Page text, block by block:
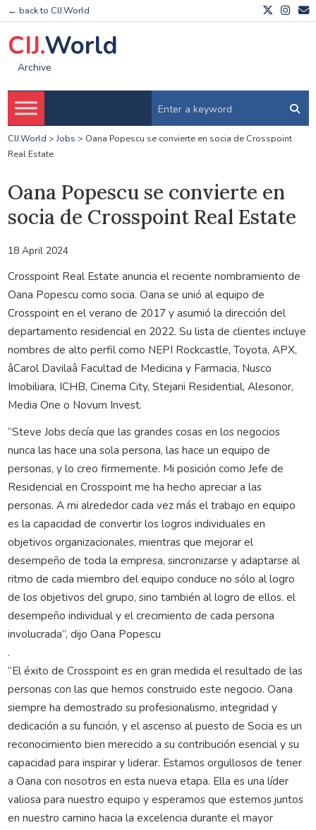
← back to CIJ.World
CIJ.World
Archive
CIJ.World > Jobs > Oana Popescu se convierte en socia de Crosspoint
Real Estate
Oana Popescu se convierte en
socia de Crosspoint Real Estate
18 April 2024
Crosspoint Real Estate anuncia el reciente nombramiento de
Oana Popescu como socia. Oana se unió al equipo de
Crosspoint en el verano de 2017 y asumió la dirección del
departamento residencial en 2022. Su lista de clientes incluye
nombres de alto perfil como NEPI Rockcastle, Toyota, APX,
âCarol Davilaâ Facultad de Medicina y Farmacia, Nusco
Imobiliara, ICHB, Cinema City, Stejarii Residential, Alesonor,
Media One o Novum Invest.
“Steve Jobs decía que las grandes cosas en los negocios
nunca las hace una sola persona, las hace un equipo de
personas, y lo creo firmemente. Mi posición como Jefe de
Residencial en Crosspoint me ha hecho apreciar a las
personas. A mi alrededor cada vez más el trabajo en equipo
es la capacidad de convertir los logros individuales en
objetivos organizacionales, mientras que mejorar el
desempeño de toda la empresa, sincronizarse y adaptarse al
ritmo de cada miembro del equipo conduce no sólo al logro
de los objetivos del grupo, sino también al logro de ellos. el
desempeño individual y el crecimiento de cada persona
involucrada”, dijo Oana Popescu
.
“El éxito de Crosspoint es en gran medida el resultado de las
personas con las que hemos construido este negocio. Oana
siempre ha demostrado su profesionalismo, integridad y
dedicación a su función, y el ascenso al puesto de Socia es un
reconocimiento bien merecido a su contribución esencial y su
capacidad para inspirar y liderar. Estamos orgullosos de tener
a Oana con nosotros en esta nueva etapa. Ella es una líder
valiosa para nuestro equipo y esperamos que estemos juntos
en nuestro camino hacia la excelencia durante el mayor